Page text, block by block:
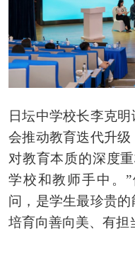
日坛中学校长李克
会推动教育迭代升
对教育本质的深度
学校和教师手中。
问，是学生最珍贵
培育向善向美、有担